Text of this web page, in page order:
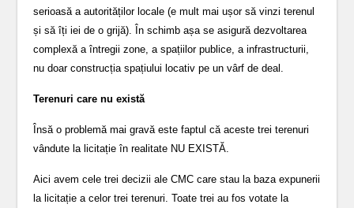
serioasă a autorităților locale (e mult mai ușor să vinzi terenul
și să îți iei de o grijă). În schimb așa se asigură dezvoltarea
complexă a întregii zone, a spațiilor publice, a infrastructurii,
nu doar construcția spațiului locativ pe un vârf de deal.
Terenuri care nu există
Însă o problemă mai gravă este faptul că aceste trei terenuri
vândute la licitație în realitate NU EXISTĂ.
Aici avem cele trei decizii ale CMC care stau la baza expunerii
la licitație a celor trei terenuri. Toate trei au fos votate la